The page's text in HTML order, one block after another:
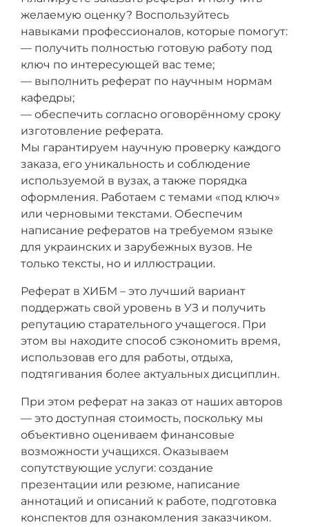
желаемую оценку? Воспользуйтесь
навыками профессионалов, которые помогут:
— получить полностью готовую работу под
ключ по интересующей вас теме;
— выполнить реферат по научным нормам
кафедры;
— обеспечить согласно оговорённому сроку
изготовление реферата.
Мы гарантируем научную проверку каждого
заказа, его уникальность и соблюдение
используемой в вузах, а также порядка
оформления. Работаем с темами «под ключ»
или черновыми текстами. Обеспечим
написание рефератов на требуемом языке
для украинских и зарубежных вузов. Не
только тексты, но и иллюстрации.
Реферат в ХИБМ – это лучший вариант
поддержать свой уровень в УЗ и получить
репутацию старательного учащегося. При
этом вы находите способ сэкономить время,
использовав его для работы, отдыха,
подтягивания более актуальных дисциплин.
При этом реферат на заказ от наших авторов
— это доступная стоимость, поскольку мы
объективно оцениваем финансовые
возможности учащихся. Оказываем
сопутствующие услуги: создание
презентации или резюме, написание
аннотаций и описаний к работе, подготовка
конспектов для ознакомления заказчиком.